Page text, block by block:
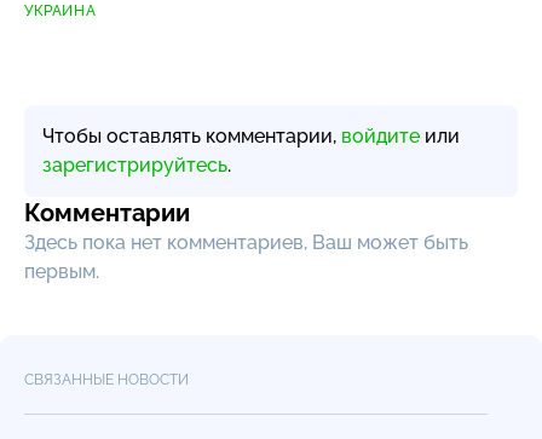
УКРАИНА
Чтобы оставлять комментарии, войдите или
зарегистрируйтесь.
Комментарии
Здесь пока нет комментариев, Ваш может быть
первым.
СВЯЗАННЫЕ НОВОСТИ